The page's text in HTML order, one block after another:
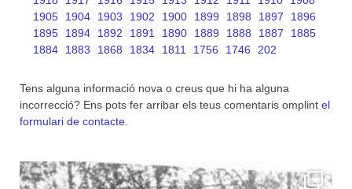
1905
1904 1903 1902 1900 1899 1898 1897
1896
1895
1894 1892 1891 1890 1889 1888 1887
1885
1884
1883 1868 1834 1811 1756 1746 202
Tens alguna informació nova o creus que hi ha alguna
incorrecció? Ens pots fer arribar els teus comentaris omplint el
formulari de contacte